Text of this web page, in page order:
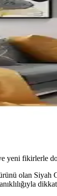
yeni fikirlerle
olan